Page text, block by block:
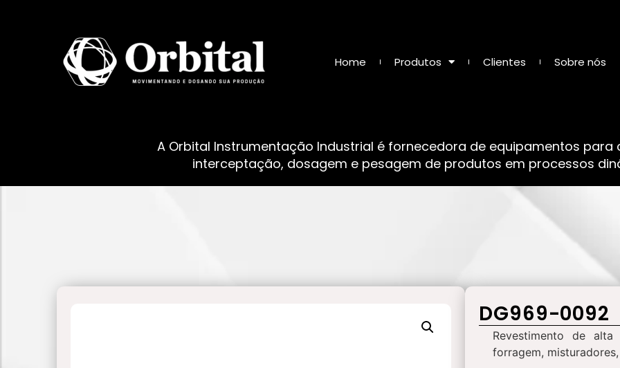
Home Produtos Clientes Sobre nós
A Orbital Instrumentação Industrial é fornecedora de equipamentos
interceptação, dosagem e pesagem de produtos em processos
DG969-0092
Revestimento de
forragem,